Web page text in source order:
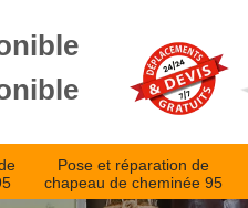
Pose et réparation de
chapeau de cheminée 95